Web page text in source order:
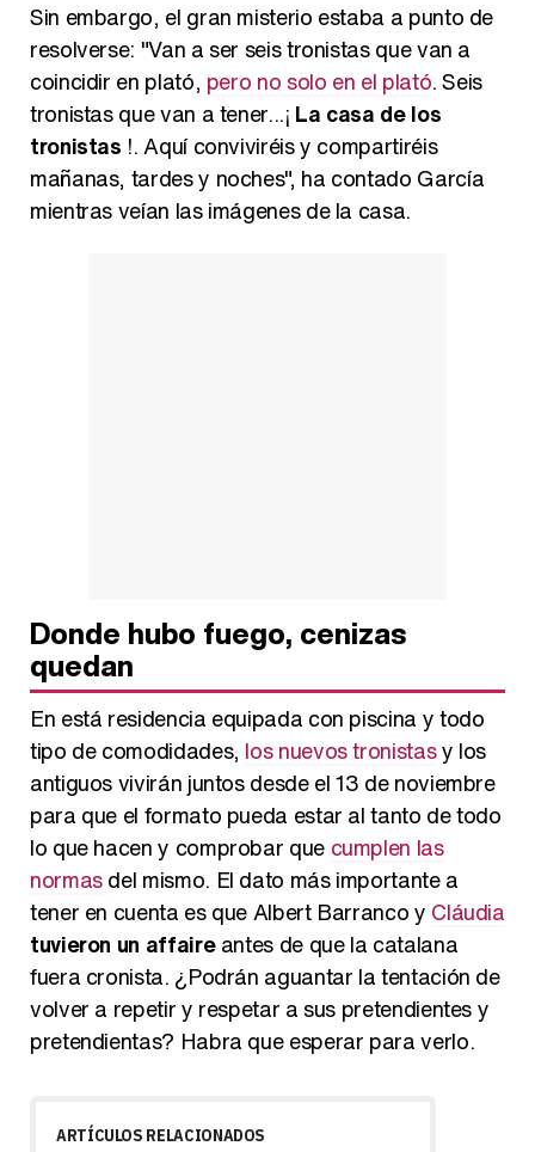
Sin embargo, el gran misterio estaba a punto de
resolverse: "Van a ser seis tronistas que van a
coincidir en plató, pero no solo en el plató. Seis
tronistas que van a tener...¡ La casa de los
tronistas !. Aquí conviviréis y compartiréis
mañanas, tardes y noches", ha contado García
mientras veían las imágenes de la casa.
Donde hubo fuego, cenizas
quedan
En está residencia equipada con piscina y todo
tipo de comodidades, los nuevos tronistasy los
antiguos vivirán juntos desde el 13 de noviembre
para que el formato pueda estar al tanto de todo
lo que hacen y comprobar que cumplen las
normasdel mismo. El dato más importante a
tener en cuenta es que Albert Barranco y Cláudia
tuvieron un affaireantes de que la catalana
fuera cronista. ¿Podrán aguantar la tentación de
volver a repetir y respetar a sus pretendientes y
pretendientas? Habra que esperar para verlo.
ARTÍCULOS RELACIONADOS